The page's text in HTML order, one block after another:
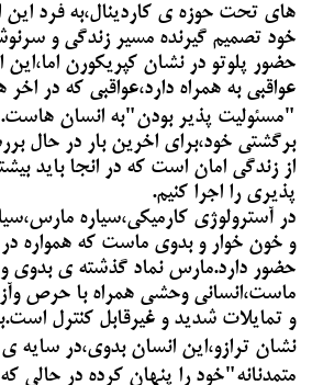
های تحت حوزه ی کاردینال،به فرد این
خود تصمیم گیرنده مسیر زندگی و
حضور پلوتو در نشان کپریکورن اما،این
عواقبی به همراه دارد،عواقبی که در
"مسئولیت پذیر بودن"به انسان
برگشتی خود،برای اخرین بار در حال
از زندگی امان است که در انجا باید
پذیری را اجرا کنیم.
در آسترولوژی کارمیکی،سیاره
و خون خوار و بدوی ماست که همواره در
حضور دارد.مارس نماد گذشته ی بدوی و
ماست،انسانی وحشی همراه با حرص
و تمایلات شدید و غیرقابل کنترل
نشان ترازو،این انسان بدوی،در سایه
متمدنانه"خود را پنهان کرده در حالی که